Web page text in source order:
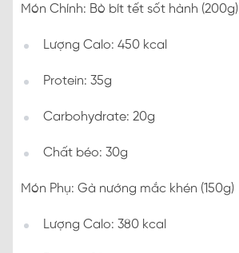
Món Chính: Bò bít tết sốt hành (200g)
Lượng Calo: 450 kcal
Protein: 35g
Carbohydrate: 20g
Chất béo: 30g
Món Phụ: Gà nướng mắc khén (150g)
Lượng Calo: 380 kcal